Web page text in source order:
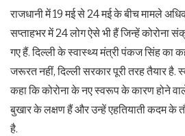
राजधानी में 19 मई से 24 मई के बीच मामले
सप्ताहभर में 24 लोग ऐसे भी हैं जिन्हें कोरोना
गए हैं. दिल्ली के स्वास्थ्य मंत्री पंकज सिंह का
जरूरत नहीं, दिल्ली सरकार पूरी तरह तैयार है.
कहा कि कोरोना के नए स्वरूप के कारण होने
बुखार के लक्षण हैं और उन्हें एहतियाती कदम के
है.